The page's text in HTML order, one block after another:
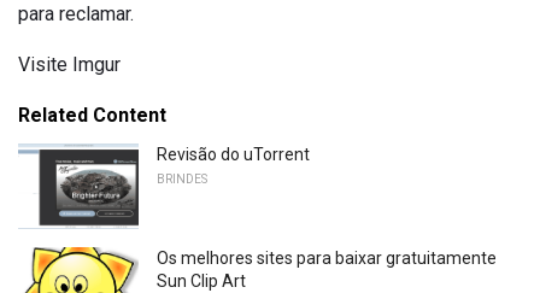
para reclamar.
Visite Imgur
Related Content
Revisão do uTorrent
BRINDES
Os melhores sites para baixar gratuitamente
Sun Clip Art